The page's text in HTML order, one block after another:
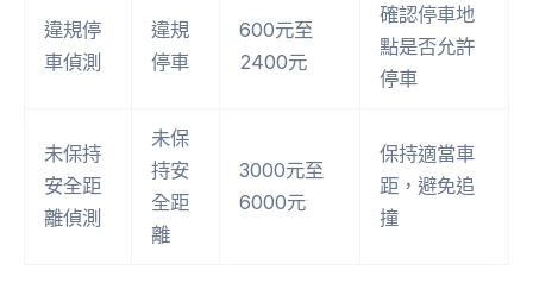
違規停
車偵測
違規
停車
600元至
2400元
確認停車地
點是否允許
停車
未保持
安全距
離偵測
未保
持安
全距
離
3000元至
6000元
保持適當車
距，避免追
撞